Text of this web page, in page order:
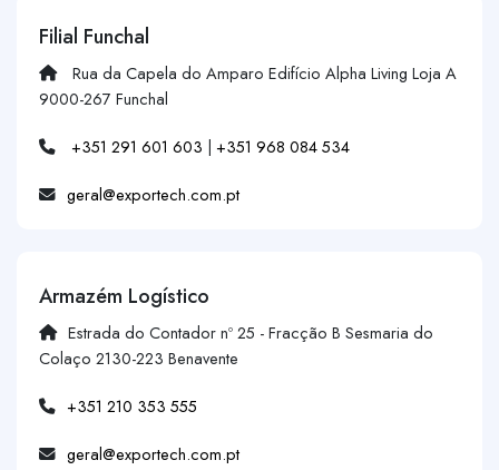
Filial Funchal
Rua da Capela do Amparo Edifício Alpha Living Loja A
9000-267 Funchal
+351 291 601 603 | +351 968 084 534
geral@exportech.com.pt
Armazém Logístico
Estrada do Contador nº 25 - Fracção B Sesmaria do
Colaço 2130-223 Benavente
+351 210 353 555
geral@exportech.com.pt